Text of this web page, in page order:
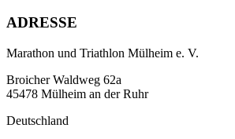
ADRESSE
Marathon und Triathlon Mülheim e. V.
Broicher Waldweg 62a
45478 Mülheim an der Ruhr
Deutschland